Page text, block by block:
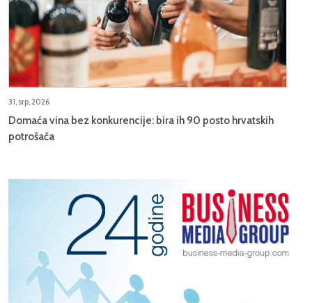
31, srp, 2026
Domaća vina bez konkurencije: bira ih 90 posto hrvatskih
potrošača